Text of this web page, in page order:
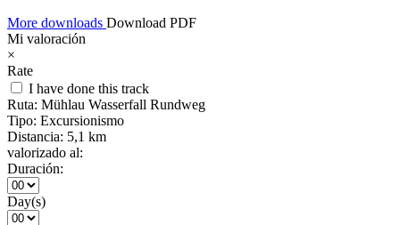
More downloads Download PDF
Mi valoración
×
Rate
I have done this track
Ruta: Mühlau Wasserfall Rundweg
Tipo: Excursionismo
Distancia: 5,1 km
valorizado al:
Duración:
Day(s)